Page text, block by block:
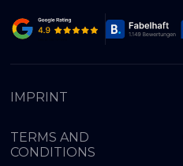
IMPRINT
TERMS AND
CONDITIONS